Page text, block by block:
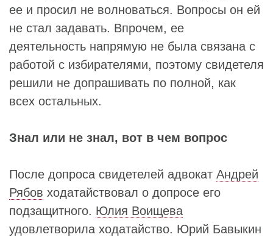
ее и просил не волноваться. Вопросы он ей
не стал задавать. Впрочем, ее
деятельность напрямую не была связана с
работой с избирателями, поэтому свидетеля
решили не допрашивать по полной, как
всех остальных.
Знал или не знал, вот в чем вопрос
После допроса свидетелей адвокат Андрей
Рябов ходатайствовал о допросе его
подзащитного. Юлия Воищева
удовлетворила ходатайство. Юрий Бавыкин